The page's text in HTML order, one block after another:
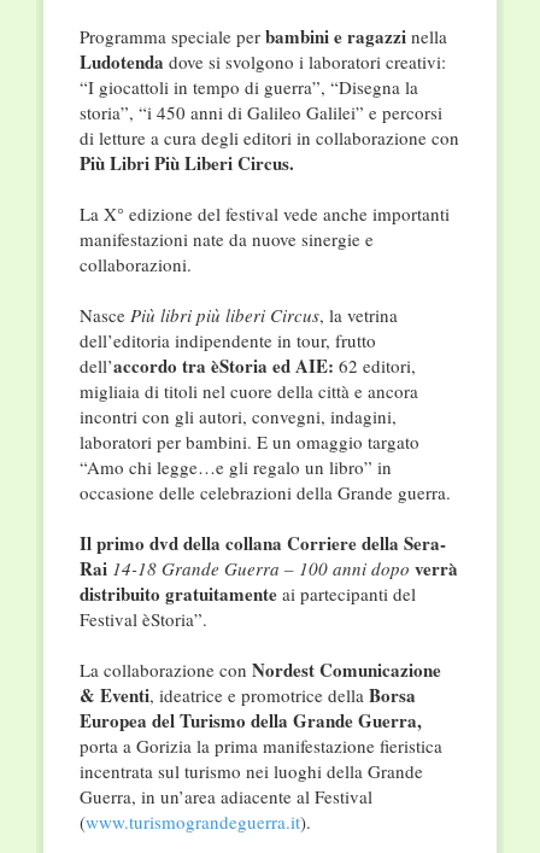
Programma speciale per bambini e ragazzinella
Ludotenda dove si svolgono i laboratori creativi:
“I giocattoli in tempo di guerra”, “Disegna la
storia”, “i 450 anni di Galileo Galilei” e percorsi
di letture a cura degli editori in collaborazione con
Più Libri Più Liberi Circus.
La X° edizione del festival vede anche importanti
manifestazioni nate da nuove sinergie e
collaborazioni.
Nasce Più libri più liberi Circus, la vetrina
dell’editoria indipendente in tour, frutto
dell’accordo tra èStoria ed AIE: 62 editori,
migliaia di titoli nel cuore della città e ancora
incontri con gli autori, convegni, indagini,
laboratori per bambini. E un omaggio targato
“Amo chi legge…e gli regalo un libro” in
occasione delle celebrazioni della Grande guerra.
Il primo dvd della collana Corriere della Sera-
Rai 14-18 Grande Guerra – 100 anni dopo verrà
distribuito gratuitamenteai partecipanti del
Festival èStoria”.
La collaborazione con Nordest Comunicazione
& Eventi, ideatrice e promotrice della Borsa
Europea del Turismo della Grande Guerra,
porta a Gorizia la prima manifestazione fieristica
incentrata sul turismo nei luoghi della Grande
Guerra, in un’area adiacente al Festival
(www.turismograndeguerra.it).